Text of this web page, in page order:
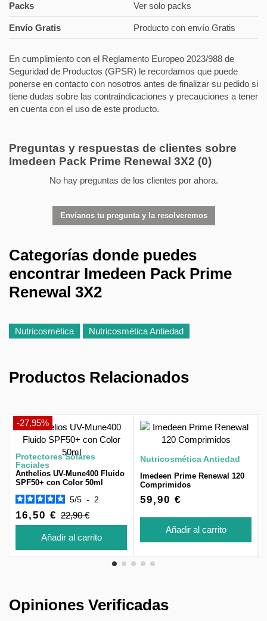
Packs Ver solo packs
Envío Gratis Producto con envío Gratis
En cumplimiento con el Reglamento Europeo 2023/988 de
Seguridad de Productos (GPSR) le recordamos que puede
ponerse en contacto con nosotros antes de finalizar su pedido si
tiene dudas sobre las contraindicaciones y precauciones a tener
en cuenta con el uso de este producto.
Preguntas y respuestas de clientes sobre
Imedeen Pack Prime Renewal 3X2 (0)
No hay preguntas de los clientes por ahora.
Envíanos tu pregunta y la resolveremos
Categorías donde puedes
encontrar Imedeen Pack Prime
Renewal 3X2
Nutricosmética Nutricosmética Antiedad
Productos Relacionados
-27,95%
Protectores Solares
Faciales
Anthelios UV-Mune400 Fluido
SPF50+ con Color 50ml
5/5 - 2
16,50 € 22,90 €
Añadir al carrito
Nutricosmética Antiedad
Imedeen Prime Renewal 120
Comprimidos
59,90 €
Añadir al carrito
Opiniones Verificadas